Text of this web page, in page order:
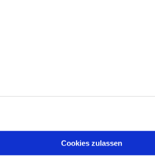
Cookies zulassen
Täglich 08-18 Uhr